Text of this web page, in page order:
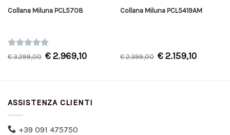
Collana Miluna PCL5708
Valutato
su 5
€3.299,00 €2.969,10
Collana Miluna PCL5419AM
€2.399,00 €2.159,10
ASSISTENZA CLIENTI
+39 091 475750